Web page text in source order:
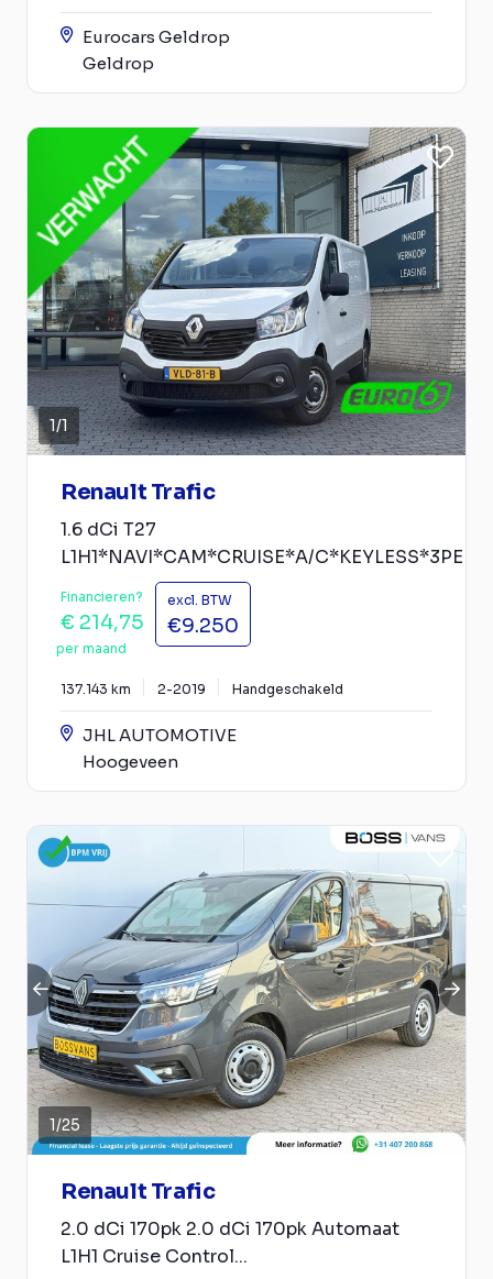
Eurocars Geldrop
Geldrop
1/1
Renault Trafic
1.6 dCi T27
L1H1*NAVI*CAM*CRUISE*A/C*KEYLESS*3PERS
Financieren?
€ 214,75
per maand
excl. BTW
€9.250
137.143 km 2-2019 Handgeschakeld
JHL AUTOMOTIVE
Hoogeveen
1/25
Renault Trafic
2.0 dCi 170pk 2.0 dCi 170pk Automaat
L1H1 Cruise Control...